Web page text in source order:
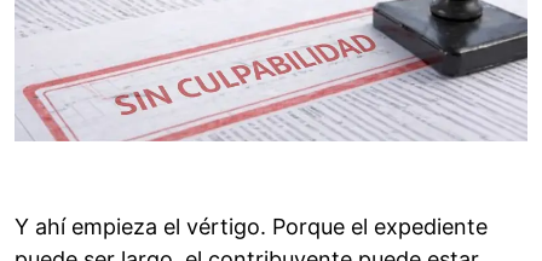
Y ahí empieza el vértigo. Porque el expediente